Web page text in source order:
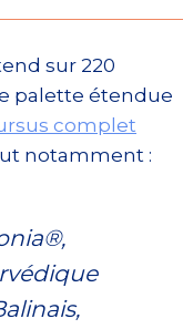
sur 220
palette étendue
complet
notamment :